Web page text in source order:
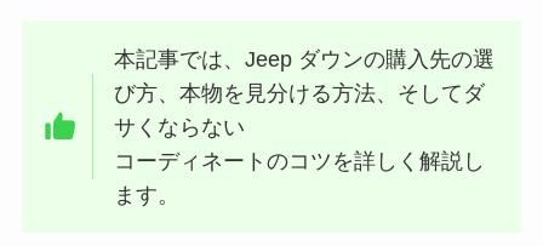
本記事では、Jeep ダウンの購入先の選
び方、本物を見分ける方法、そしてダ
サくならない
コーディネートのコツを詳しく解説し
ます。